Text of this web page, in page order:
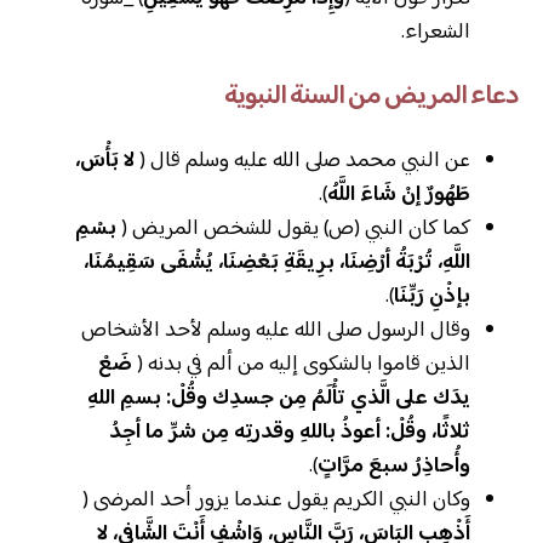
الشعراء.
دعاء المريض من السنة النبوية
عن النبي محمد صلى الله عليه وسلم قال (لا بَأْسَ،
طَهُورٌ إنْ شَاءَ اللَّهُ).
كما كان النبي (ص) يقول للشخص المريض (بسْمِ
اللَّهِ، تُرْبَةُ أرْضِنَا، برِيقَةِ بَعْضِنَا، يُشْفَى سَقِيمُنَا،
بإذْنِ رَبِّنَا).
وقال الرسول صلى الله عليه وسلم لأحد الأشخاص
الذين قاموا بالشكوى إليه من ألم في بدنه (ضَعْ
يدَك على الَّذي تأْلَمُ مِن جسدِك وقُلْ: بسمِ اللهِ
ثلاثًا، وقُلْ: أعوذُ باللهِ وقدرتِه مِن شرِّ ما أجِدُ
وأُحاذِرُ سبعَ مرَّاتٍ).
وكان النبي الكريم يقول عندما يزور أحد المرضى (
أَذْهِبِ البَاسَ، رَبَّ النَّاسِ، وَاشْفِ أَنْتَ الشَّافِي، لا